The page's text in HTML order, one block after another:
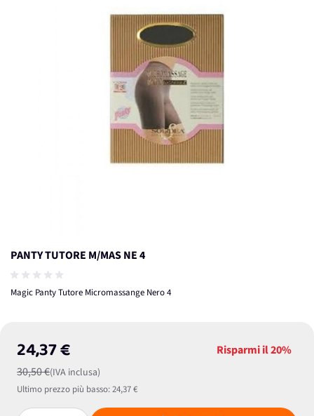
PANTY TUTORE M/MAS NE 4
Magic Panty Tutore Micromassange Nero 4
24,37 €
30,50 €(IVA inclusa)
Risparmi il20%
Ultimo prezzo più basso:24,37 €